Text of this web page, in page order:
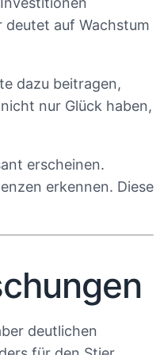
auf Wachstum
dazu beitragen,
nur Glück haben,
erscheinen.
erkennen. Diese
deutlichen